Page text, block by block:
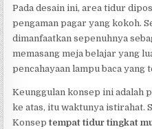
Pada desain ini, area tidur
pengaman pagar yang kokoh.
dimanfaatkan sepenuhnya
memasang meja belajar yang
pencahayaan lampu baca yang
Keunggulan konsep ini adalah
ke atas, itu waktunya istirahat.
Konseptempat tidur tingkat